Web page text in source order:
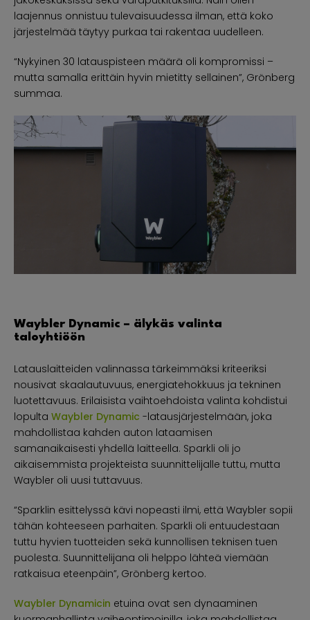
laajennus onnistuu tulevaisuudessa ilman, että koko
järjestelmää täytyy purkaa tai rakentaa uudelleen.
“Nykyinen 30 latauspisteen määrä oli kompromissi –
mutta samalla erittäin hyvin mietitty sellainen”, Grönberg
summaa.
Waybler Dynamic – älykäs valinta
taloyhtiöön
Latauslaitteiden valinnassa tärkeimmäksi kriteeriksi
nousivat skaalautuvuus, energiatehokkuus ja tekninen
luotettavuus. Erilaisista vaihtoehdoista valinta kohdistui
lopulta Waybler Dynamic -latausjärjestelmään, joka
mahdollistaa kahden auton lataamisen
samanaikaisesti yhdellä laitteella. Sparkli oli jo
aikaisemmista projekteista suunnittelijalle tuttu, mutta
Waybler oli uusi tuttavuus.
“Sparklin esittelyssä kävi nopeasti ilmi, että Waybler sopii
tähän kohteeseen parhaiten. Sparkli oli entuudestaan
tuttu hyvien tuotteiden sekä kunnollisen teknisen tuen
puolesta. Suunnittelijana oli helppo lähteä viemään
ratkaisua eteenpäin”, Grönberg kertoo.
Waybler Dynamicin etuina ovat sen dynaaminen